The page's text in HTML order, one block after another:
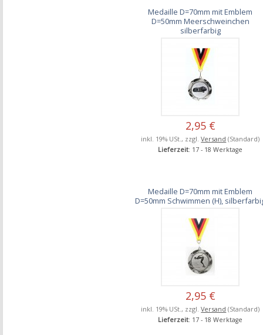
Medaille D=70mm mit Emblem
D=50mm Meerschweinchen
silberfarbig
2,95 €
inkl. 19% USt., zzgl.Versand (Standard)
Lieferzeit: 17 - 18 Werktage
Medaille D=70mm mit Emblem
D=50mm Schwimmen (H),
2,95 €
inkl. 19% USt., zzgl.Versand (Standard)
Lieferzeit: 17 - 18 Werktage